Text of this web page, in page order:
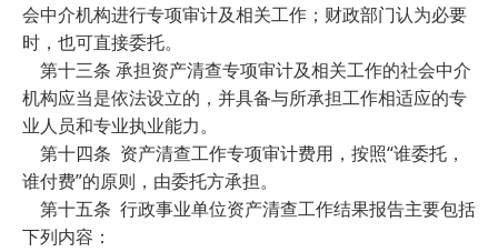
会中介机构进行专项审计及相关工作；财政部门认为必要
时，也可直接委托。
第十三条 承担资产清查专项审计及相关工作的社会中介
机构应当是依法设立的，并具备与所承担工作相适应的专
业人员和专业执业能力。
第十四条 资产清查工作专项审计费用，按照“谁委托，
谁付费”的原则，由委托方承担。
第十五条 行政事业单位资产清查工作结果报告主要包括
下列内容：